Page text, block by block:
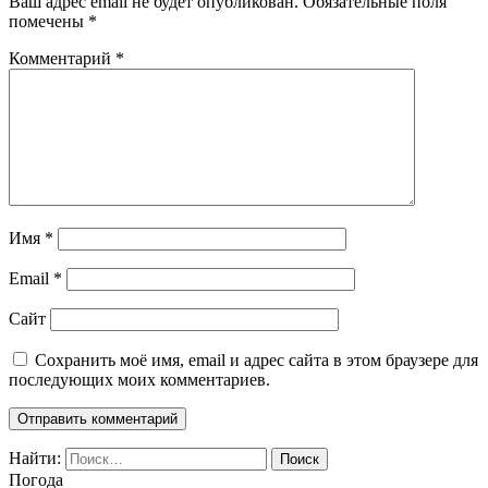
помечены *
Комментарий *
Имя *
Email *
Сайт
Сохранить моё имя, email и адрес сайта в этом браузере для
последующих моих комментариев.
Найти:
Погода